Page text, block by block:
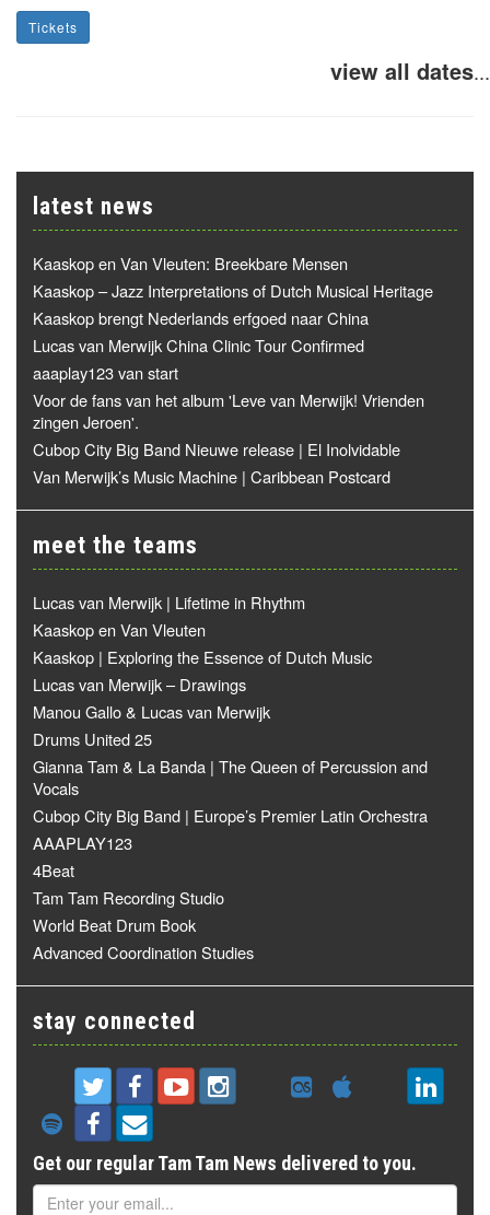
Tickets
view all dates...
latest news
Kaaskop en Van Vleuten: Breekbare Mensen
Kaaskop – Jazz Interpretations of Dutch Musical Heritage
Kaaskop brengt Nederlands erfgoed naar China
Lucas van Merwijk China Clinic Tour Confirmed
aaaplay123 van start
Voor de fans van het album 'Leve van Merwijk! Vrienden
zingen Jeroen'.
Cubop City Big Band Nieuwe release | El Inolvidable
Van Merwijk’s Music Machine | Caribbean Postcard
meet the teams
Lucas van Merwijk | Lifetime in Rhythm
Kaaskop en Van Vleuten
Kaaskop | Exploring the Essence of Dutch Music
Lucas van Merwijk – Drawings
Manou Gallo & Lucas van Merwijk
Drums United 25
Gianna Tam & La Banda | The Queen of Percussion and
Vocals
Cubop City Big Band | Europe’s Premier Latin Orchestra
AAAPLAY123
4Beat
Tam Tam Recording Studio
World Beat Drum Book
Advanced Coordination Studies
stay connected
Get our regular Tam Tam News delivered to you.